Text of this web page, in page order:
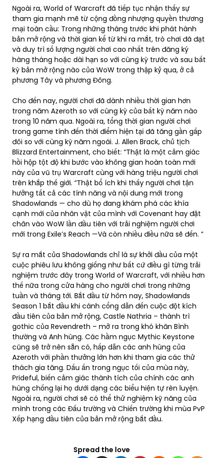
Ngoài ra, World of Warcraft đã tiếp tục nhận thấy sự
tham gia mạnh mẽ từ cộng đồng nhượng quyền thương
mại toàn cầu: Trong những tháng trước khi phát hành
bản mở rộng và thời gian kể từ khi ra mắt, trò chơi đã đạt
và duy trì số lượng người chơi cao nhất trên đăng ký
hàng tháng hoặc dài hạn so với cùng kỳ trước và sau bất
kỳ bản mở rộng nào của WoW trong thập kỷ qua, ở cả
phương Tây và phương Đông.
Cho đến nay, người chơi đã dành nhiều thời gian hơn
trong năm Azeroth so với cùng kỳ của bất kỳ năm nào
trong 10 năm qua. Ngoài ra, tổng thời gian người chơi
trong game tính đến thời điểm hiện tại đã tăng gần gấp
đôi so với cùng kỳ năm ngoái. J. Allen Brack, chủ tịch
Blizzard Entertainment, cho biết: “Thật là một cảm giác
hồi hộp tột độ khi bước vào không gian hoàn toàn mới
này của vũ trụ Warcraft cùng với hàng triệu người chơi
trên khắp thế giới. “Thật bổ ích khi thấy người chơi tận
hưởng tất cả các tính năng và nội dung mới trong
Shadowlands — cho dù họ đang khám phá các khía
cạnh mới của nhân vật của mình với Covenant hay đặt
chân vào WoW lần đầu tiên với trải nghiệm người chơi
mới trong Exile’s Reach —Và còn nhiều điều nữa sẽ đến. ”
Sự ra mắt của Shadowlands chỉ là sự khởi đầu của một
cuộc phiêu lưu không giống như bất cứ điều gì từng trải
nghiệm trước đây trong World of Warcraft, với nhiều hơn
thế nữa trong cửa hàng cho người chơi trong những
tuần và tháng tới. Bắt đầu từ hôm nay, Shadowlands
Season 1 bắt đầu khi cánh cổng dẫn đến cuộc đột kích
đầu tiên của bản mở rộng, Castle Nathria – thành trì
gothic của Revendreth – mở ra trong khó khăn Bình
thường và Anh hùng. Các hầm ngục Mythic Keystone
cũng sẽ trở nên sẵn có, hấp dẫn các anh hùng của
Azeroth với phần thưởng lớn hơn khi tham gia các thử
thách gia tăng. Dấu ấn trong ngục tối của mùa này,
Prideful, biến cảm giác thành tích của chính các anh
hùng chống lại họ dưới dạng các biểu hiện tự rèn luyện.
Ngoài ra, người chơi sẽ có thể thử nghiệm kỹ năng của
mình trong các Đấu trường và Chiến trường khi mùa PvP
Xếp hạng đầu tiên của bản mở rộng bắt đầu.
Spread the love